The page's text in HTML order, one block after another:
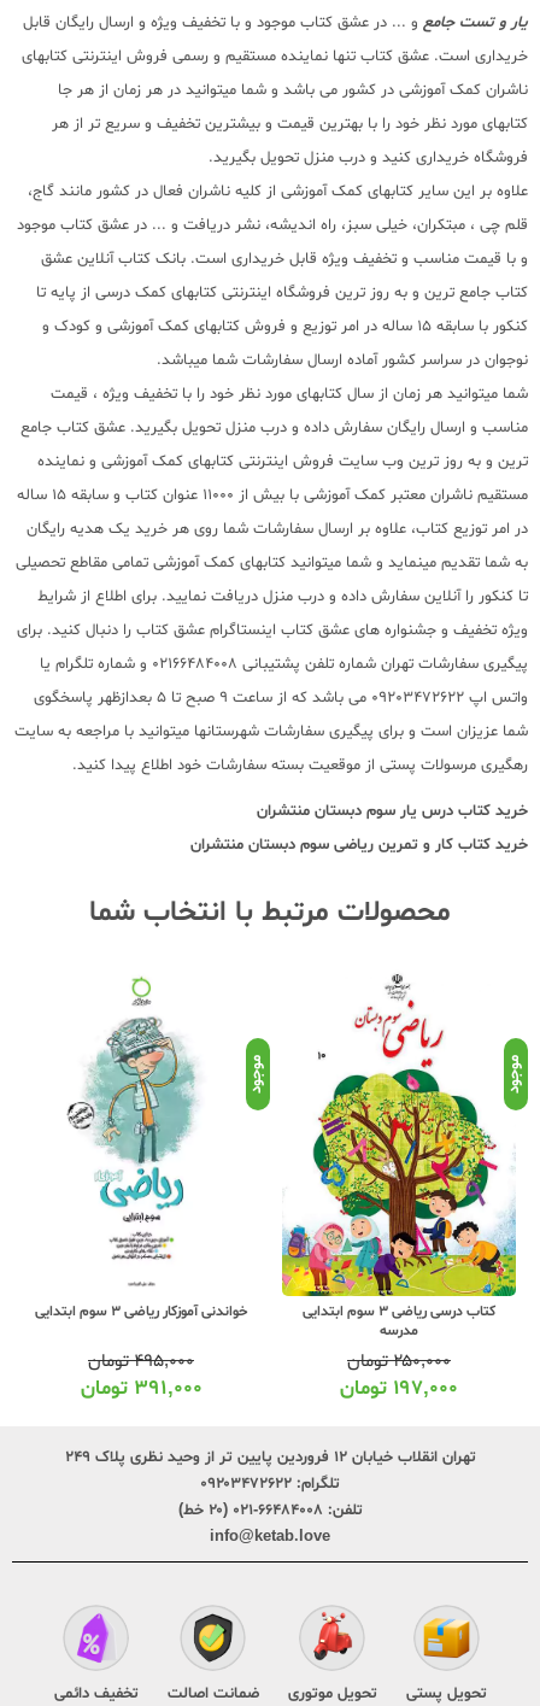
یار و تست جامع و ... در عشق کتاب موجود و با تخفیف ویژه و ارسال رایگان قابل
خریداری است. عشق کتاب تنها نماینده مستقیم و رسمی فروش اینترنتی کتابهای
ناشران کمک آموزشی در کشور می باشد و شما میتوانید در هر زمان از هر جا
کتابهای مورد نظر خود را با بهترین قیمت و بیشترین تخفیف و سریع تر از هر
فروشگاه خریداری کنید و درب منزل تحویل بگیرید.
علاوه بر این سایر کتابهای کمک آموزشی از کلیه ناشران فعال در کشور مانند گاج،
قلم چی ، مبتکران، خیلی سبز، راه اندیشه، نشر دریافت و ... در عشق کتاب موجود
و با قیمت مناسب و تخفیف ویژه قابل خریداری است. بانک کتاب آنلاین عشق
کتاب جامع ترین و به روز ترین فروشگاه اینترنتی کتابهای کمک درسی از پایه تا
کنکور با سابقه 15 ساله در امر توزیع و فروش کتابهای کمک آموزشی و کودک و
نوجوان در سراسر کشور آماده ارسال سفارشات شما میباشد.
شما میتوانید هر زمان از سال کتابهای مورد نظر خود را با تخفیف ویژه ، قیمت
مناسب و ارسال رایگان سفارش داده و درب منزل تحویل بگیرید. عشق کتاب جامع
ترین و به روز ترین وب سایت فروش اینترنتی کتابهای کمک آموزشی و نماینده
مستقیم ناشران معتبر کمک آموزشی با بیش از 11000 عنوان کتاب و سابقه 15 ساله
در امر توزیع کتاب، علاوه بر ارسال سفارشات شما روی هر خرید یک هدیه رایگان
به شما تقدیم مینماید و شما میتوانید کتابهای کمک آموزشی تمامی مقاطع تحصیلی
تا کنکور را آنلاین سفارش داده و درب منزل دریافت نمایید. برای اطلاع از شرایط
ویژه تخفیف و جشنواره های عشق کتاب اینستاگرام عشق کتاب را دنبال کنید. برای
پیگیری سفارشات تهران شماره تلفن پشتیبانی 02166484008 و شماره تلگرام یا
واتس اپ 09203472622 می باشد که از ساعت 9 صبح تا 5 بعدازظهر پاسخگوی
شما عزیزان است و برای پیگیری سفارشات شهرستانها میتوانید با مراجعه به سایت
رهگیری مرسولات پستی از موقعیت بسته سفارشات خود اطلاع پیدا کنید.
خرید کتاب درس یار سوم دبستان منتشران
خرید کتاب کار و تمرین ریاضی سوم دبستان منتشران
محصولات مرتبط با انتخاب شما
موجود
خواندنی آموزکار ریاضی 3 سوم ابتدایی
۴۹۵,۰۰۰تومان
۳۹۱,۰۰۰ تومان
موجود
مبتکران 1100 تست ریاضی 3 سوم ابتدایی
۴۵۵,۰۰۰تومان
۳۶۴,۰۰۰ تومان
تهران انقلاب خیابان ۱۲ فروردین پایین تر از وحید نظری پلاک ۲۴۹
تلگرام: ۰۹۲۰۳۴۷۲۶۲۲
تلفن: ۶۶۴۸۴۰۰۸-۰۲۱ (۲۰ خط)
info@ketab.love
تحویل پستی تحویل موتوری ضمانت اصالت تخفیف دائمی